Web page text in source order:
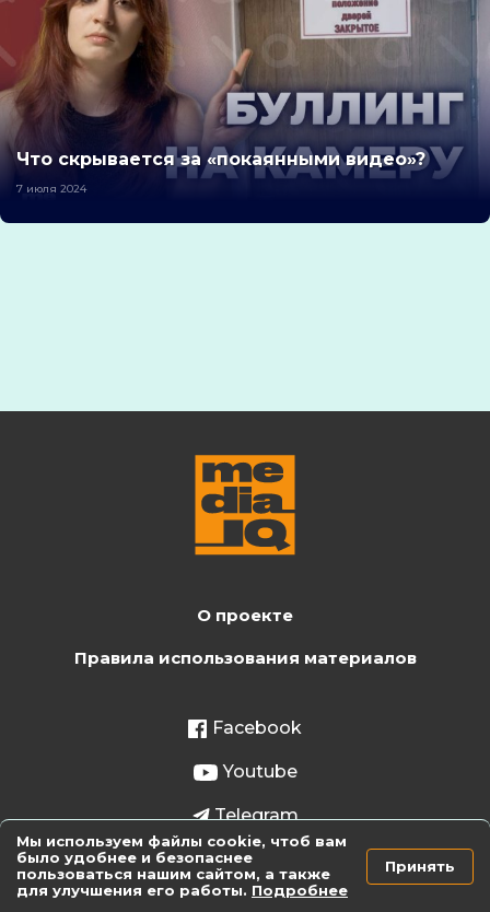
Что скрывается за «покаянными видео»?
7 июля 2024
О проекте
Правила использования материалов
Facebook
Youtube
Telegram
Instagram
TikTok
Мы используем файлы cookie, чтоб вам
было удобнее и безопаснее
пользоваться нашим сайтом, а также
для улучшения его работы. Подробнее
Принять